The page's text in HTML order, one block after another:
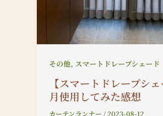
その他, スマートドレープシェード
【スマートドレープシ
月使用してみた感想
カーテンランナー / 2023-08-12